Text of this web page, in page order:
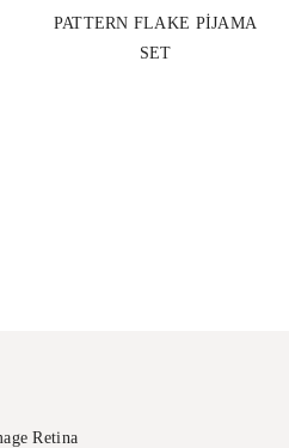
PATTERN FLAKE PIJAMA
SET